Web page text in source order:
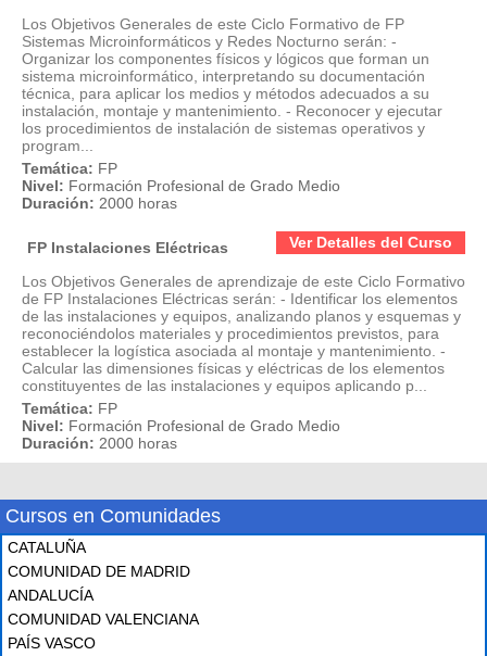
Los Objetivos Generales de este Ciclo Formativo de FP
Sistemas Microinformáticos y Redes Nocturno serán: -
Organizar los componentes físicos y lógicos que forman un
sistema microinformático, interpretando su documentación
técnica, para aplicar los medios y métodos adecuados a su
instalación, montaje y mantenimiento. - Reconocer y ejecutar
los procedimientos de instalación de sistemas operativos y
program...
Temática: FP
Nivel: Formación Profesional de Grado Medio
Duración: 2000 horas
Ver Detalles del Curso
FP Instalaciones Eléctricas
Los Objetivos Generales de aprendizaje de este Ciclo Formativo
de FP Instalaciones Eléctricas serán: - Identificar los elementos
de las instalaciones y equipos, analizando planos y esquemas y
reconociéndolos materiales y procedimientos previstos, para
establecer la logística asociada al montaje y mantenimiento. -
Calcular las dimensiones físicas y eléctricas de los elementos
constituyentes de las instalaciones y equipos aplicando p...
Temática: FP
Nivel: Formación Profesional de Grado Medio
Duración: 2000 horas
Cursos en Comunidades
CATALUÑA
COMUNIDAD DE MADRID
ANDALUCÍA
COMUNIDAD VALENCIANA
PAÍS VASCO